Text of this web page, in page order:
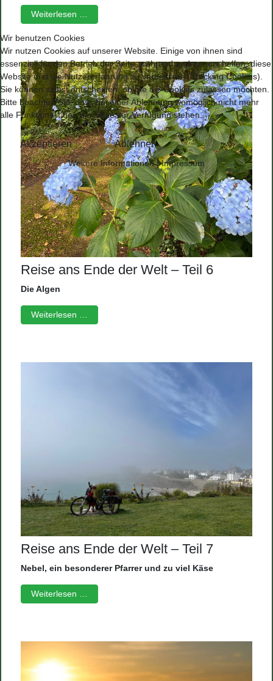
Weiterlesen …
Reise ans Ende der Welt – Teil 6
Die Algen
Weiterlesen …
Reise ans Ende der Welt – Teil 7
Nebel, ein besonderer Pfarrer und zu viel Käse
Weiterlesen …
Wir benutzen Cookies
Wir nutzen Cookies auf unserer Website. Einige von ihnen sind
essenziell für den Betrieb der Seite, während andere uns helfen, diese
Website und die Nutzererfahrung zu verbessern (Tracking Cookies).
Sie können selbst entscheiden, ob Sie die Cookies zulassen möchten.
Bitte beachten Sie, dass bei einer Ablehnung womöglich nicht mehr
alle Funktionalitäten der Seite zur Verfügung stehen.
Akzeptieren Ablehnen
Weitere Informationen|Impressum